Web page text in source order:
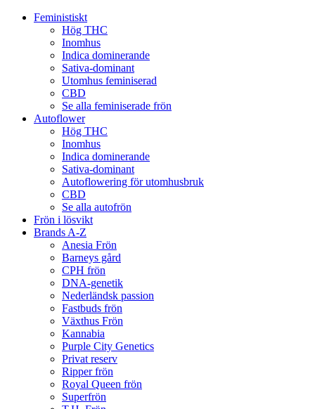
Feministiskt
Hög THC
Inomhus
Indica dominerande
Sativa-dominant
Utomhus feminiserad
CBD
Se alla feminiserade frön
Autoflower
Hög THC
Inomhus
Indica dominerande
Sativa-dominant
Autoflowering för utomhusbruk
CBD
Se alla autofrön
Frön i lösvikt
Brands A-Z
Anesia Frön
Barneys gård
CPH frön
DNA-genetik
Nederländsk passion
Fastbuds frön
Växthus Frön
Kannabia
Purple City Genetics
Privat reserv
Ripper frön
Royal Queen frön
Superfrön